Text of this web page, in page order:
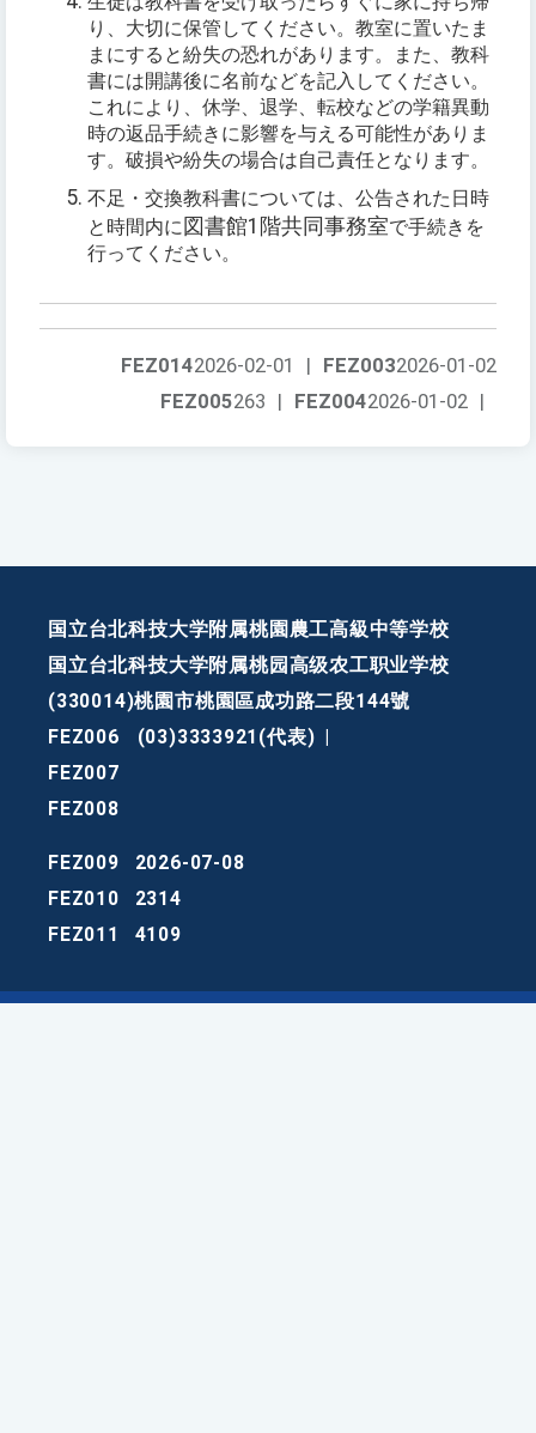
り、大切に保管してください。教室に置いたま
まにすると紛失の恐れがあります。また、教科
書には開講後に名前などを記入してください。
これにより、休学、退学、転校などの学籍異動
時の返品手続きに影響を与える可能性がありま
す。破損や紛失の場合は自己責任となります。
不足・交換教科書については、公告された日時
と時間内に 図書館1階共同事務室で手続きを
行ってください。
FEZ0032026-01-02
FEZ0142026-02-01
|
FEZ0042026-01-02 |
FEZ005263 |
国立台北科技大学附属桃園農工高級中等学校
国立台北科技大学附属桃园高级农工职业学校
(330014)桃園市桃園區成功路二段144號
FEZ006
(03)3333921(代表)
FEZ007
FEZ008
FEZ009
2026-07-08
FEZ010
2314
FEZ011
4109